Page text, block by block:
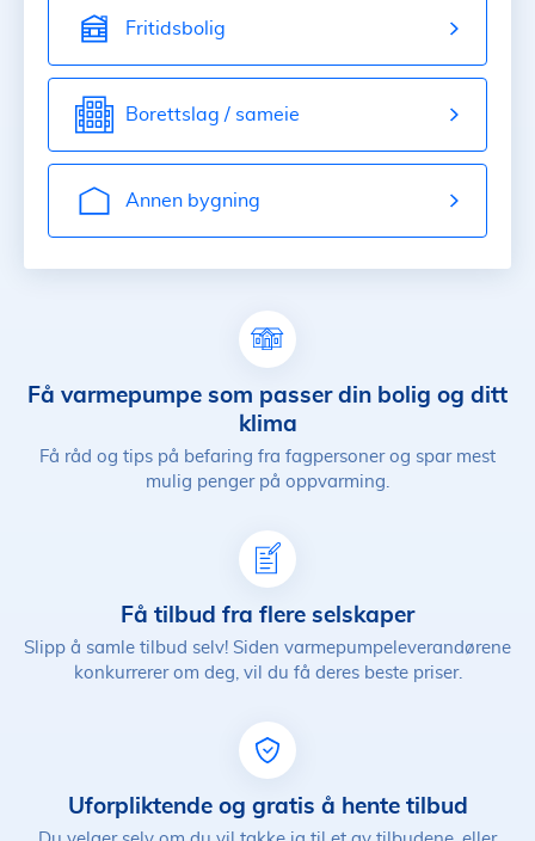
Fritidsbolig
Borettslag / sameie
Annen bygning
Få varmepumpe som passer din bolig og ditt
klima
Få råd og tips på befaring fra fagpersoner og spar mest
mulig penger på oppvarming.
Få tilbud fra flere selskaper
Slipp å samle tilbud selv! Siden varmepumpeleverandørene
konkurrerer om deg, vil du få deres beste priser.
Uforpliktende og gratis å hente tilbud